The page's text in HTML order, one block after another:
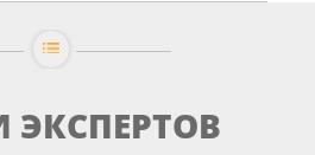
ЭКСПЕРТОВ